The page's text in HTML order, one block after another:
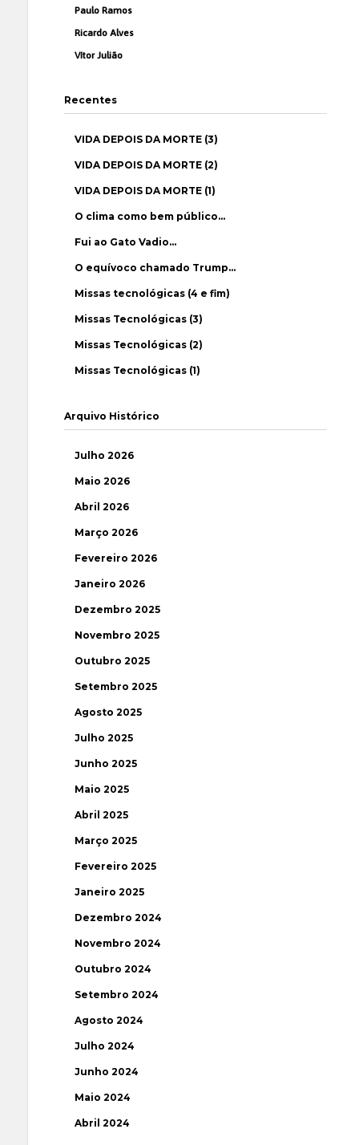
Paulo Ramos
Ricardo Alves
Vítor Julião
Recentes
VIDA DEPOIS DA MORTE (3)
VIDA DEPOIS DA MORTE (2)
VIDA DEPOIS DA MORTE (1)
O clima como bem público…
Fui ao Gato Vadio…
O equívoco chamado Trump…
Missas tecnológicas (4 e fim)
Missas Tecnológicas (3)
Missas Tecnológicas (2)
Missas Tecnológicas (1)
Arquivo Histórico
Julho 2026
Maio 2026
Abril 2026
Março 2026
Fevereiro 2026
Janeiro 2026
Dezembro 2025
Novembro 2025
Outubro 2025
Setembro 2025
Agosto 2025
Julho 2025
Junho 2025
Maio 2025
Abril 2025
Março 2025
Fevereiro 2025
Janeiro 2025
Dezembro 2024
Novembro 2024
Outubro 2024
Setembro 2024
Agosto 2024
Julho 2024
Junho 2024
Maio 2024
Abril 2024